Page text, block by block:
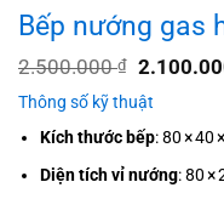
Bếp nướng gas
2.500.000₫ Giá
là:
Thông số kỹ thuật
Kích thước bếp: 80 × 40
Diện tích vỉ nướng: 80 ×